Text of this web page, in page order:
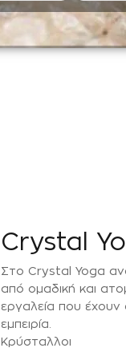
Crystal
Στο Crystal Yoga
από ομαδική και
εργαλεία που έχουν
εμπειρία.
Κρύσταλλοι